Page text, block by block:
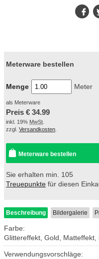
Meterware bestellen
Menge Meter
als Meterware
Preis € 34.99
inkl. 19% MwSt
zzgl. Versandkosten
Meterware bestellen
Sie erhalten min. 105
Treuepunkte für diesen
Beschreibung Bildergalerie
Farbe:
Glittereffekt, Gold,
Verwendungsvorschläge: